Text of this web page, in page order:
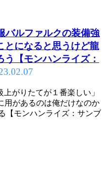
バルファルクの装備強
になると思うけど龍
【モンハンライズ：
がりたてが１番楽しい」
用があるのは俺だけなのか
【モンハンライズ：サンブ